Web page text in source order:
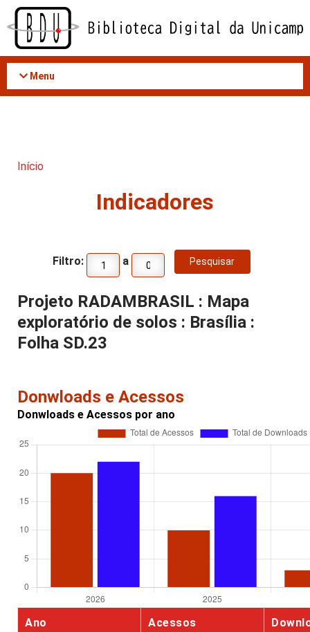
Acessar
conteúdo
Menu
Início
Indicadores
Filtro: a
Projeto RADAMBRASIL : Mapa
exploratório de solos : Brasília :
Folha SD.23
Donwloads e Acessos
Donwloads e Acessos por ano
Ano Acessos